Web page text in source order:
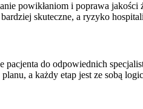
powikłaniom i poprawa
skuteczne, a ryzyko
pacjenta do odpowiednich
a każdy etap jest ze sobą